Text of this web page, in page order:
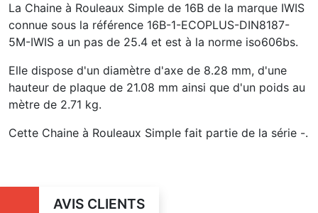
La Chaine à Rouleaux Simple de 16B de la marque IWIS
connue sous la référence 16B-1-ECOPLUS-DIN8187-
5M-IWIS a un pas de 25.4 et est à la norme iso606bs.
Elle dispose d'un diamètre d'axe de 8.28 mm, d'une
hauteur de plaque de 21.08 mm ainsi que d'un poids au
mètre de 2.71 kg.
Cette Chaine à Rouleaux Simple fait partie de la série -.
AVIS CLIENTS